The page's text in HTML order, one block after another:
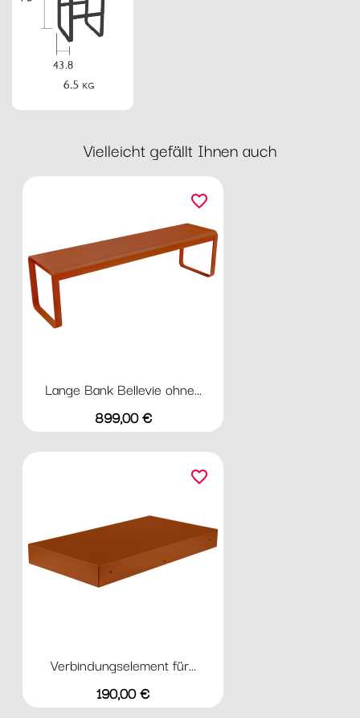
Vielleicht gefällt Ihnen auch
Lange Bank Bellevie ohne...
Preis
899,00 €
favorite_border
Verbindungselement für...
Preis
190,00 €
favorite_border